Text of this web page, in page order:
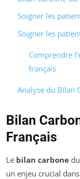
Soigner les
Soigner les
Comprendre
français
Analyse du Bilan
Bilan
Français
Le bilan carbone
un enjeu crucial